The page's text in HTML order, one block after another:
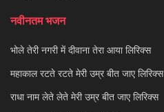
नवीनतम भजन
भोले तेरी नगरी में दीवाना तेरा आया लिरिक्स
महाकाल रटते रटते मेरी उम्र बीत जाए लिरिक्स
राधा नाम लेते लेते मेरी उम्र बीत जाए लिरिक्स